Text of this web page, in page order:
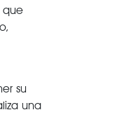
que
su
una